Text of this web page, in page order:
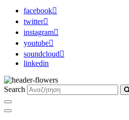
facebook
twitter
instagram
youtube
soundcloud
linkedin
Search